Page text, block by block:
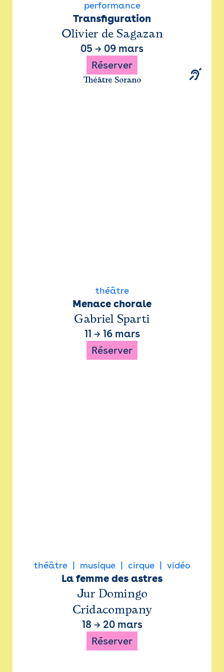
performance
Transfiguration
Olivier de Sagazan
05 → 09 mars
Réserver
Théâtre Sorano
théâtre
Menace chorale
Gabriel Sparti
11 → 16 mars
Réserver
théâtre musique cirque vidéo
La femme des astres
Jur Domingo
Cridacompany
18 → 20 mars
Réserver